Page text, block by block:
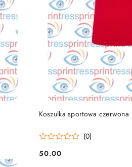
Koszulka sportowa czerwona
(0)
Cena:
50.00